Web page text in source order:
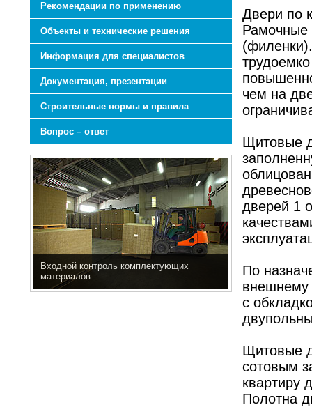
Рекомендации по применению
Объекты и технические решения
Информация для специалистов
Документация, презентации
Строительные нормы и правила
Вопрос – ответ
Гусеничный пресс
Двери по
Рамочные
чем на
Щитовые
дверей 1
По
внешнему
с
Щитовые
сотовым
квартиру
Полотна